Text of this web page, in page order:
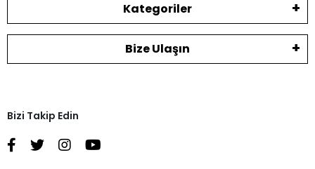
Kategoriler
Bize Ulaşın
Bizi Takip Edin